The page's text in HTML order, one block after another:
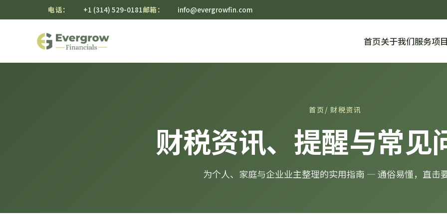
电话： +1 (314) 529-0181邮箱： info@evergrowfin.com
首页关于我们服务项
首页 / 财税资讯
财税资讯、提醒与常见
为个人、家庭与企业业主整理的实用指南 — 通俗易懂，直击